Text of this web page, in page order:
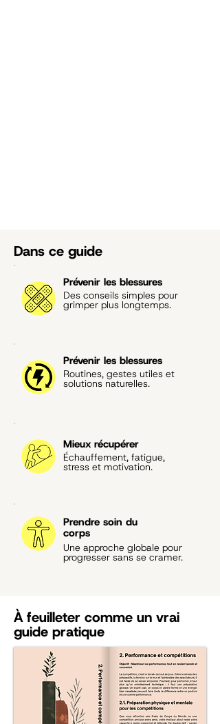
Dans ce guide
Prévenir les blessures
Des conseils simples pour
grimper plus longtemps.
Prévenir les blessures
Routines, gestes utiles et
solutions naturelles.
Mieux récupérer
Échauffement, fatigue,
stress et motivation.
Prendre soin du
corps
Une approche globale pour
progresser sans se cramer.
À feuilleter comme un vrai
guide pratique